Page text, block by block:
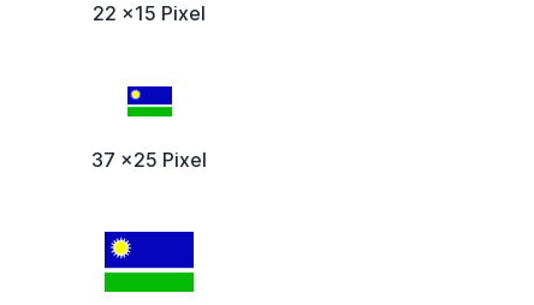
22 x15 Pixel
37 x25 Pixel